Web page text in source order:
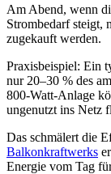
Am Abend, wenn
Strombedarf steigt,
zugekauft werden.
Praxisbeispiel: Ein
nur 20–30 % des
800-Watt-Anlage
ungenutzt ins Netz
Das schmälert die
Balkonkraftwerks
Energie vom Tag